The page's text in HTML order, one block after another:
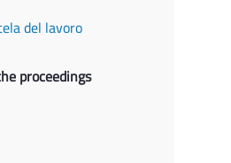
del lavoro
proceedings